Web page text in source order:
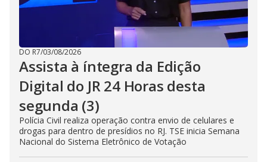
DO R7/03/08/2026
Assista à íntegra da Edição
Digital do JR 24 Horas desta
segunda (3)
Polícia Civil realiza operação contra envio de celulares e
drogas para dentro de presídios no RJ. TSE inicia Semana
Nacional do Sistema Eletrônico de Votação